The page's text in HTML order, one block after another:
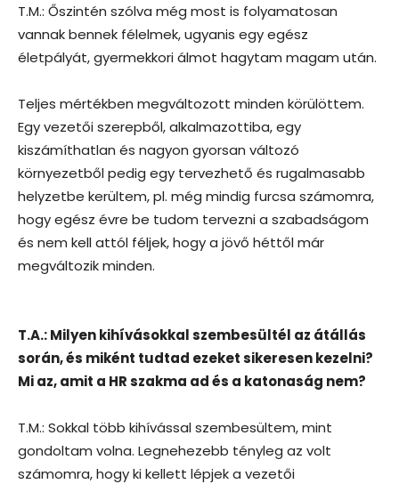
T.M.: Őszintén szólva még most is folyamatosan
vannak bennek félelmek, ugyanis egy egész
életpályát, gyermekkori álmot hagytam magam után.
Teljes mértékben megváltozott minden körülöttem.
Egy vezetői szerepből, alkalmazottiba, egy
kiszámíthatlan és nagyon gyorsan változó
környezetből pedig egy tervezhető és rugalmasabb
helyzetbe kerültem, pl. még mindig furcsa számomra,
hogy egész évre be tudom tervezni a szabadságom
és nem kell attól féljek, hogy a jövő héttől már
megváltozik minden.
T.A.: Milyen kihívásokkal szembesültél az átállás
során, és miként tudtad ezeket sikeresen kezelni?
Mi az, amit a HR szakma ad és a katonaság nem?
T.M.: Sokkal több kihívással szembesültem, mint
gondoltam volna. Legnehezebb tényleg az volt
számomra, hogy ki kellett lépjek a vezetői